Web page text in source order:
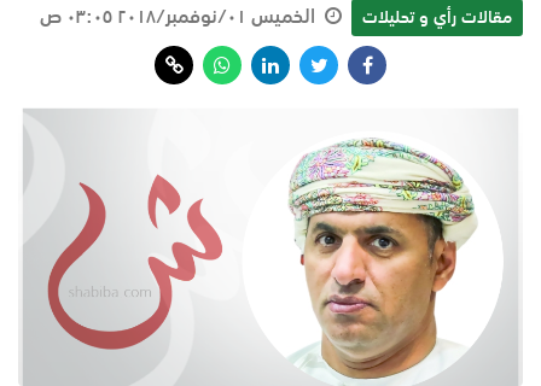
مقالات رأي و تحليلات الخميس ٠١/نوفمبر/٢٠١٨ ٠٣:٠٥ ص